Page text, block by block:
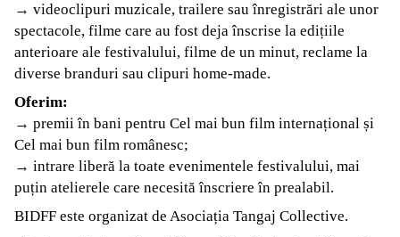
→ videoclipuri muzicale, trailere sau înregistrări ale unor
spectacole, filme care au fost deja înscrise la edițiile
anterioare ale festivalului, filme de un minut, reclame la
diverse branduri sau clipuri home-made.
Oferim:
→ premii în bani pentru Cel mai bun film internațional și
Cel mai bun film românesc;
→ intrare liberă la toate evenimentele festivalului, mai
puțin atelierele care necesită înscriere în prealabil.
BIDFF este organizat de Asociația Tangaj Collective.